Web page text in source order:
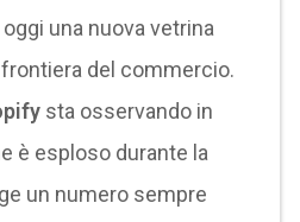
una nuova vetrina
del commercio.
sta osservando in
è esploso durante la
un numero sempre